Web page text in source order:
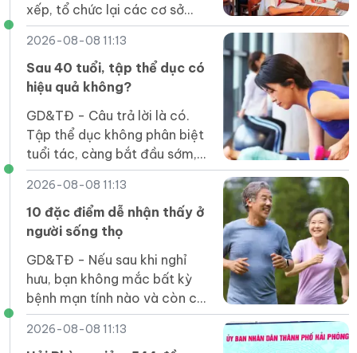
xếp, tổ chức lại các cơ sở
giáo dục mầm non, phổ
thông, GDTX, GDNN công lập
trên địa bàn tỉnh.
2026-08-08 11:13
Sau 40 tuổi, tập thể dục có
hiệu quả không?
GD&TĐ - Câu trả lời là có.
Tập thể dục không phân biệt
tuổi tác, càng bắt đầu sớm,
lợi ích càng nhiều.
2026-08-08 11:13
10 đặc điểm dễ nhận thấy ở
người sống thọ
GD&TĐ - Nếu sau khi nghỉ
hưu, bạn không mắc bất kỳ
bệnh mạn tính nào và còn có
10 đặc điểm dưới đây, thì
điều đó cho thấy bạn thuộc
2026-08-08 11:13